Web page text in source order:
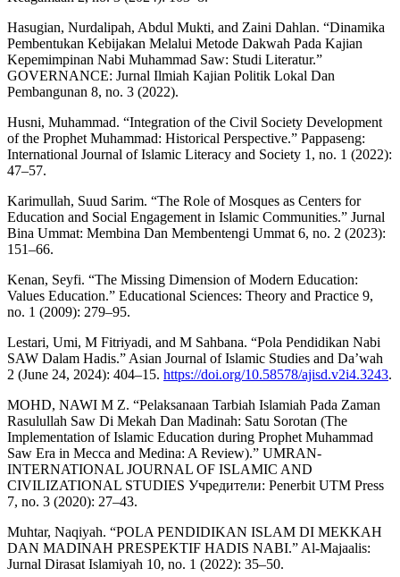
Hasugian, Nurdalipah, Abdul Mukti, and Zaini Dahlan. “Dinamika
Pembentukan Kebijakan Melalui Metode Dakwah Pada Kajian
Kepemimpinan Nabi Muhammad Saw: Studi Literatur.”
GOVERNANCE: Jurnal Ilmiah Kajian Politik Lokal Dan
Pembangunan 8, no. 3 (2022).
Husni, Muhammad. “Integration of the Civil Society Development
of the Prophet Muhammad: Historical Perspective.” Pappaseng:
International Journal of Islamic Literacy and Society 1, no. 1 (2022):
47–57.
Karimullah, Suud Sarim. “The Role of Mosques as Centers for
Education and Social Engagement in Islamic Communities.” Jurnal
Bina Ummat: Membina Dan Membentengi Ummat 6, no. 2 (2023):
151–66.
Kenan, Seyfi. “The Missing Dimension of Modern Education:
Values Education.” Educational Sciences: Theory and Practice 9,
no. 1 (2009): 279–95.
Lestari, Umi, M Fitriyadi, and M Sahbana. “Pola Pendidikan Nabi
SAW Dalam Hadis.” Asian Journal of Islamic Studies and Da’wah
2 (June 24, 2024): 404–15. https://doi.org/10.58578/ajisd.v2i4.3243.
MOHD, NAWI M Z. “Pelaksanaan Tarbiah Islamiah Pada Zaman
Rasulullah Saw Di Mekah Dan Madinah: Satu Sorotan (The
Implementation of Islamic Education during Prophet Muhammad
Saw Era in Mecca and Medina: A Review).” UMRAN-
INTERNATIONAL JOURNAL OF ISLAMIC AND
CIVILIZATIONAL STUDIES Учредители: Penerbit UTM Press
7, no. 3 (2020): 27–43.
Muhtar, Naqiyah. “POLA PENDIDIKAN ISLAM DI MEKKAH
DAN MADINAH PRESPEKTIF HADIS NABI.” Al-Majaalis:
Jurnal Dirasat Islamiyah 10, no. 1 (2022): 35–50.